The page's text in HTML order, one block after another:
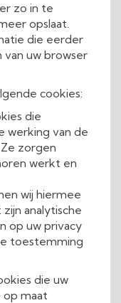
zo in te
opslaat.
die eerder
van uw browser
cookies:
die
werking van de
zorgen
werkt en
wij hiermee
analytische
op uw privacy
toestemming
die uw
op maat